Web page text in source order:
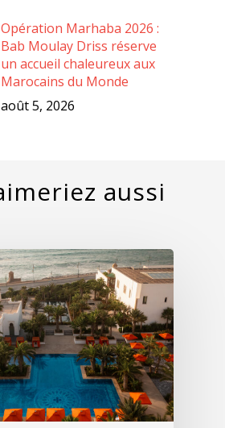
Opération Marhaba 2026 :
Bab Moulay Driss réserve
un accueil chaleureux aux
Marocains du Monde
août 5, 2026